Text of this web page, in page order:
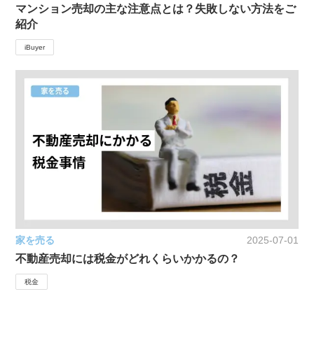
マンション売却の主な注意点とは？失敗しない方法をご
紹介
iBuyer
家を売る 2025-07-01
不動産売却には税金がどれくらいかかるの？
税金